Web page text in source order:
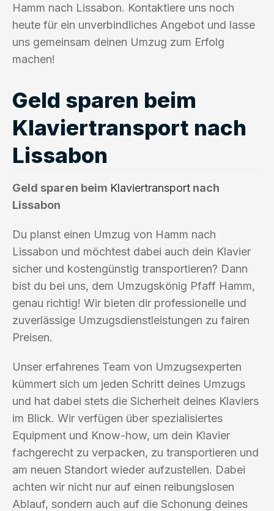
Hamm nach Lissabon. Kontaktiere uns noch
heute für ein unverbindliches Angebot und lasse
uns gemeinsam deinen Umzug zum Erfolg
machen!
Geld sparen beim
Klaviertransport nach
Lissabon
Geld sparen beim Klaviertransport nach
Lissabon
Du planst einen Umzug von Hamm nach
Lissabon und möchtest dabei auch dein Klavier
sicher und kostengünstig transportieren? Dann
bist du bei uns, dem Umzugskönig Pfaff Hamm,
genau richtig! Wir bieten dir professionelle und
zuverlässige Umzugsdienstleistungen zu fairen
Preisen.
Unser erfahrenes Team von Umzugsexperten
kümmert sich um jeden Schritt deines Umzugs
und hat dabei stets die Sicherheit deines Klaviers
im Blick. Wir verfügen über spezialisiertes
Equipment und Know-how, um dein Klavier
fachgerecht zu verpacken, zu transportieren und
am neuen Standort wieder aufzustellen. Dabei
achten wir nicht nur auf einen reibungslosen
Ablauf, sondern auch auf die Schonung deines